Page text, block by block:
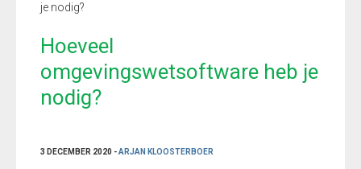
je nodig?
Hoeveel
omgevingswetsoftware heb je
nodig?
3 DECEMBER 2020 -ARJAN KLOOSTERBOER